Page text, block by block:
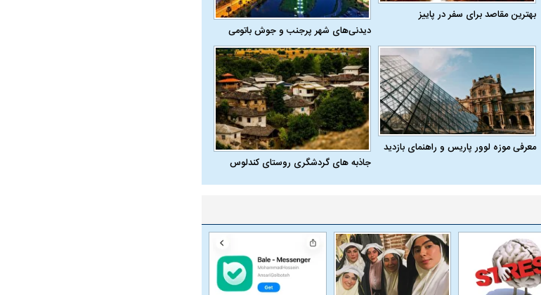
بهترین مقاصد برای سفر در پاییز
دیدنی‌های شهر پرجنب و جوش باتومی
معرفی موزه لوور پاریس و راهنمای بازدید
جاذبه های گردشگری روستای کندلوس